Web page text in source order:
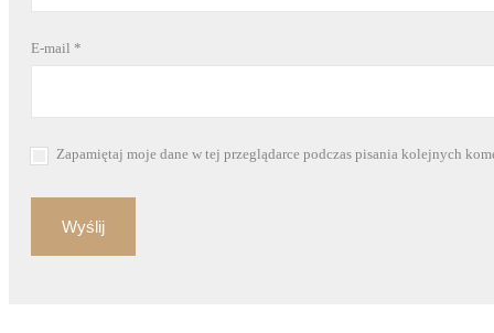
E-mail *
Zapamiętaj moje dane w tej przeglądarce podczas pisania kolejnych